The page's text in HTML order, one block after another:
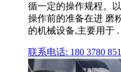
循一定的操作规程。
操作前的准备在进 磨
的机械设备,主要用于 .
联系电话: 180 3780